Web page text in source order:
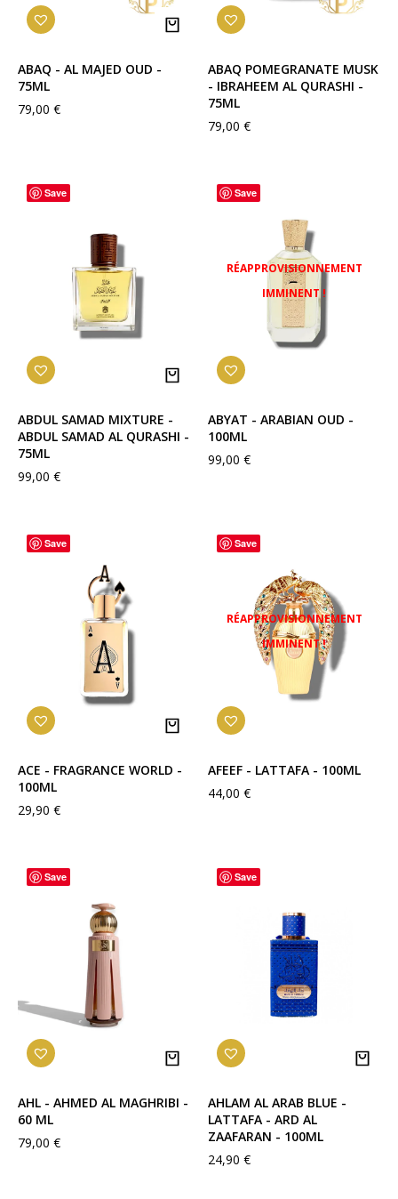
ABAQ - AL MAJED OUD -
75ML
79,00 €
ABAQ POMEGRANATE MUSK
- IBRAHEEM AL QURASHI -
75ML
79,00 €
Save
ABDUL SAMAD MIXTURE -
ABDUL SAMAD AL QURASHI -
75ML
99,00 €
Save
ABYAT - ARABIAN OUD -
100ML
99,00 €
Save
ACE - FRAGRANCE WORLD -
100ML
29,90 €
Save
AFEEF - LATTAFA - 100ML
44,00 €
Save
AHL - AHMED AL MAGHRIBI -
60 ML
79,00 €
Save
AHLAM AL ARAB BLUE -
LATTAFA - ARD AL
ZAAFARAN - 100ML
24,90 €